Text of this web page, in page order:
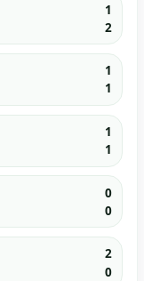
1
2
1
1
1
1
0
0
2
0